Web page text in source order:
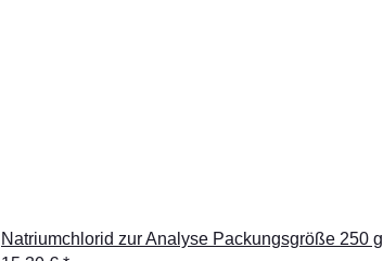
Natriumchlorid zur Analyse Packungsgröße 250 g